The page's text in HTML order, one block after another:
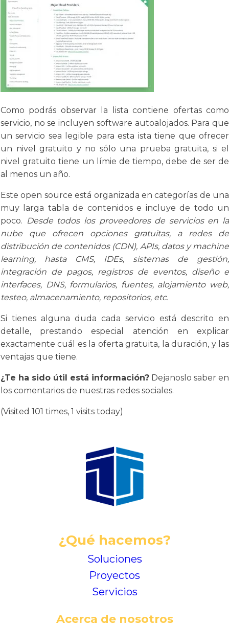
Como podrás observar la lista contiene ofertas como
servicio, no se incluyen software autoalojados. Para que
un servicio sea legible para esta ista tiene que ofrecer
un nivel gratuito y no sólo una prueba gratuita, si el
nivel gratuito tiene un límie de tiempo, debe de ser de
al menos un año.
Este open source está organizada en categorías de una
muy larga tabla de contenidos e incluye de todo un
poco. Desde todos los proveedores de servicios en la
nube que ofrecen opciones gratuitas, a redes de
distribución de contenidos (CDN), APIs, datos y machine
learning, hasta CMS, IDEs, sistemas de gestión,
integración de pagos, registros de eventos, diseño e
interfaces, DNS, formularios, fuentes, alojamiento web,
testeo, almacenamiento, repositorios, etc.
Si tienes alguna duda cada servicio está descrito en
detalle, prestando especial atención en explicar
exactamente cuál es la oferta gratuita, la duración, y las
ventajas que tiene.
¿Te ha sido útil está información? Dejanoslo saber en
los comentarios de nuestras redes sociales.
(Visited 101 times, 1 visits today)
¿Qué hacemos?
Soluciones
Proyectos
Servicios
Acerca de nosotros